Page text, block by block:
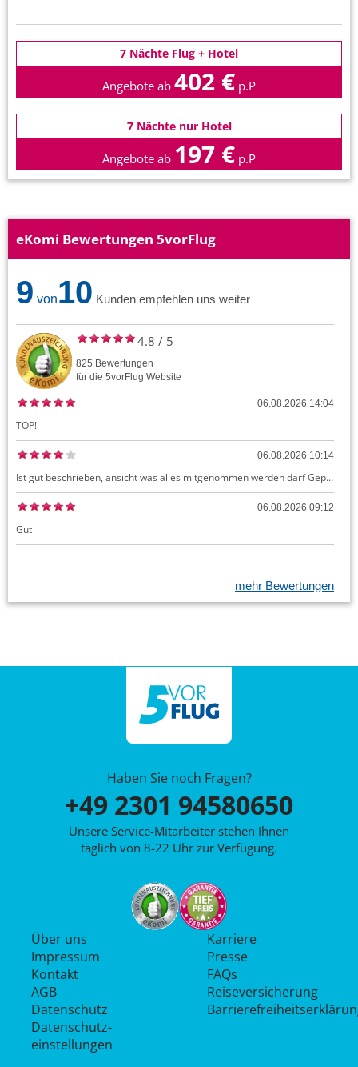
7 Nächte Flug + Hotel
Angebote ab 402 € p.P
7 Nächte nur Hotel
Angebote ab 197 € p.P
eKomi Bewertungen 5vorFlug
9 von10 Kunden empfehlen uns weiter
4.8 / 5
825 Bewertungen
für die 5vorFlug Website
06.08.2026 14:04
TOP!
06.08.2026 10:14
Ist gut beschrieben, ansicht was alles mitgenommen werden darf Gepäck dürfte auch kostenloses Handgepäck umfassen, ansonsten sehr easy zu machen
06.08.2026 09:12
Gut
mehr Bewertungen
Haben Sie noch Fragen?
+49 2301 94580650
Unsere Service-Mitarbeiter stehen Ihnen
täglich von 8-22 Uhr zur Verfügung.
Über uns
Impressum
Kontakt
AGB
Datenschutz
Datenschutz­
einstellungen
Karriere
Presse
FAQs
Reiseversicherung